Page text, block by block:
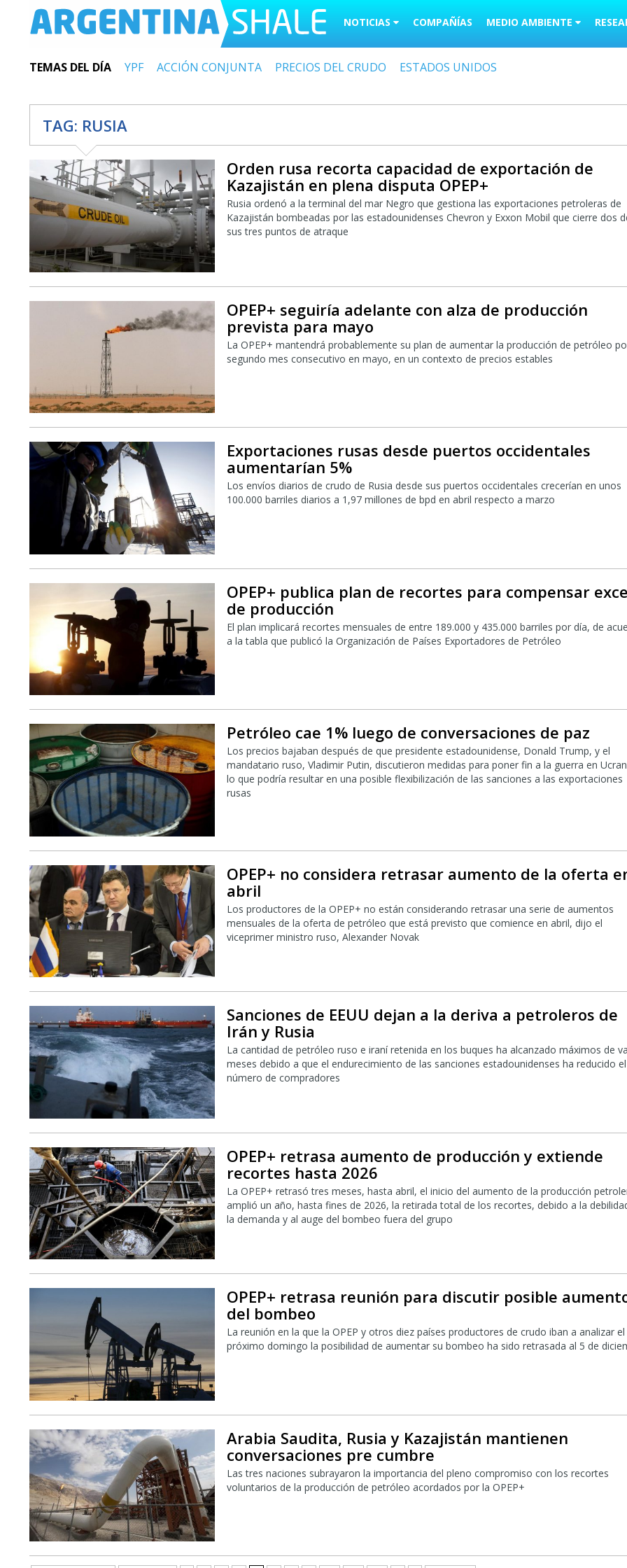
NOTICIAS COMPAÑÍAS MEDIO AMBIENTE
TEMAS DEL DÍA YPF ACCIÓN CONJUNTA PRECIOS DEL CRUDO ESTADOS UNIDOS
TAG: RUSIA
Orden rusa recorta capacidad de exportación de
Kazajistán en plena disputa OPEP+
Rusia ordenó a la terminal del mar Negro que gestiona las exportaciones petroleras de
Kazajistán bombeadas por las estadounidenses Chevron y Exxon Mobil que cierre dos
sus tres puntos de atraque
OPEP+ seguiría adelante con alza de producción
prevista para mayo
La OPEP+ mantendrá probablemente su plan de aumentar la producción de petróleo
segundo mes consecutivo en mayo, en un contexto de precios estables
Exportaciones rusas desde puertos occidentales
aumentarían 5%
Los envíos diarios de crudo de Rusia desde sus puertos occidentales crecerían en unos
100.000 barriles diarios a 1,97 millones de bpd en abril respecto a marzo
OPEP+ publica plan de recortes para compensar
de producción
El plan implicará recortes mensuales de entre 189.000 y 435.000 barriles por día, de
a la tabla que publicó la Organización de Países Exportadores de Petróleo
Petróleo cae 1% luego de conversaciones de paz
Los precios bajaban después de que presidente estadounidense, Donald Trump, y el
mandatario ruso, Vladimir Putin, discutieron medidas para poner fin a la guerra en
lo que podría resultar en una posible flexibilización de las sanciones a las exportaciones
rusas
OPEP+ no considera retrasar aumento de la oferta
abril
Los productores de la OPEP+ no están considerando retrasar una serie de aumentos
mensuales de la oferta de petróleo que está previsto que comience en abril, dijo el
viceprimer ministro ruso, Alexander Novak
Sanciones de EEUU dejan a la deriva a petroleros de
Irán y Rusia
La cantidad de petróleo ruso e iraní retenida en los buques ha alcanzado máximos de
meses debido a que el endurecimiento de las sanciones estadounidenses ha reducido el
número de compradores
OPEP+ retrasa aumento de producción y extiende
recortes hasta 2026
La OPEP+ retrasó tres meses, hasta abril, el inicio del aumento de la producción
amplió un año, hasta fines de 2026, la retirada total de los recortes, debido a la
la demanda y al auge del bombeo fuera del grupo
OPEP+ retrasa reunión para discutir posible
del bombeo
La reunión en la que la OPEP y otros diez países productores de crudo iban a analizar el
próximo domingo la posibilidad de aumentar su bombeo ha sido retrasada al 5 de
Arabia Saudita, Rusia y Kazajistán mantienen
conversaciones pre cumbre
Las tres naciones subrayaron la importancia del pleno compromiso con los recortes
voluntarios de la producción de petróleo acordados por la OPEP+